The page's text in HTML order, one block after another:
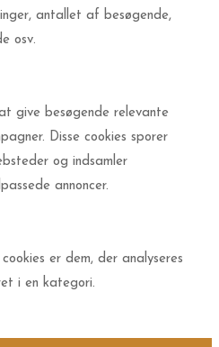
antallet af besøgende,
osv.
give besøgende relevante
Disse cookies sporer
og indsamler
annoncer.
er dem, der analyseres
i en kategori.